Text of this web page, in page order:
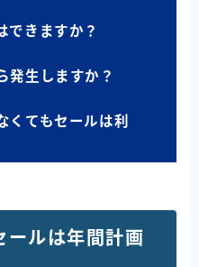
できますか？
発生しますか？
くてもセールは利
ールは年間計画